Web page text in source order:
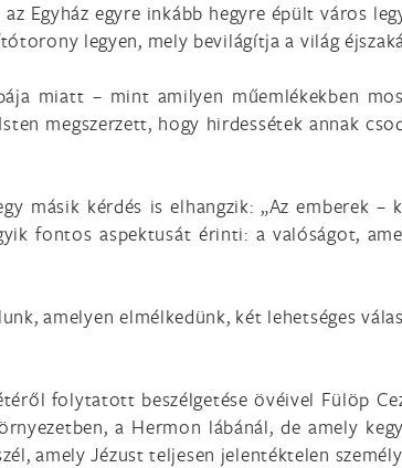
Egyház egyre inkább hegyre épült város
legyen, mely bevilágítja a világ
miatt – mint amilyen műemlékekben
megszerzett, hogy hirdessétek annak
másik kérdés is elhangzik: „Az emberek –
fontos aspektusát érinti: a valóságot,
amelyen elmélkedünk, két lehetséges
folytatott beszélgetése övéivel Fülöp
a Hermon lábánál, de amely
amely Jézust teljesen jelentéktelen